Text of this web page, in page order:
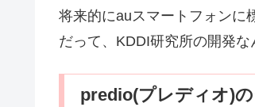
将来的にauスマートフォンに
だって、KDDI研究所の開発な
predio(プレディオ)